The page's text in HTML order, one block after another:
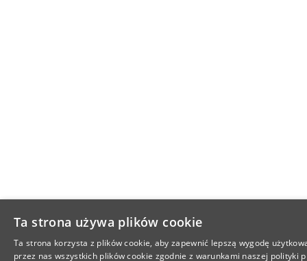
Ta strona używa plików cookie
Ta strona korzysta z plików cookie, aby zapewnić lepszą wygodę
przez nas wszystkich plików cookie zgodnie z warunkami naszej polityki